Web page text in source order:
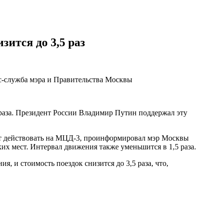
до 3,5 раз
мэра и Правительства Москвы
Президент России Владимир Путин поддержал эту
действовать на МЦД-3, проинформировал мэр Москвы
мест. Интервал движения также уменьшится в 1,5 раза.
и стоимость поездок снизится до 3,5 раза, что,